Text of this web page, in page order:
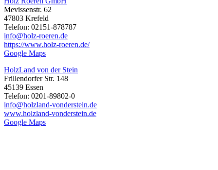
Mevissenstr. 62
47803 Krefeld
Telefon: 02151-878787
info@holz-roeren.de
https://www.holz-roeren.de/
Google Maps
HolzLand von der Stein
Frillendorfer Str. 148
45139 Essen
Telefon: 0201-89802-0
info@holzland-vonderstein.de
www.holzland-vonderstein.de
Google Maps